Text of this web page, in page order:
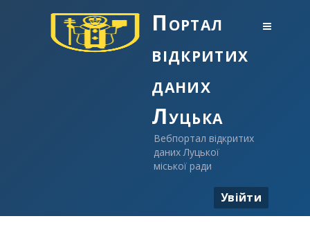
Портал
відкритих
даних
Луцька
Вебпортал відкритих
даних Луцької
міської ради
Увійти